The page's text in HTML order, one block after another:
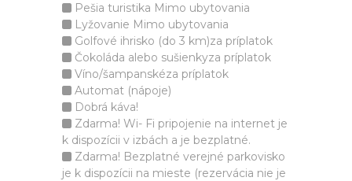
Pešia turistika Mimo ubytovania
Lyžovanie Mimo ubytovania
Golfové ihrisko (do 3 km)za príplatok
Čokoláda alebo sušienkyza príplatok
Víno/šampanskéza príplatok
Automat (nápoje)
Dobrá káva!
Zdarma! Wi- Fi pripojenie na internet je
k dispozícii v izbách a je bezplatné.
Zdarma! Bezplatné verejné parkovisko
je k dispozícii na mieste (rezervácia nie je